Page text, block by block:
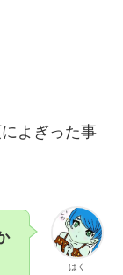
よぎった事
はく